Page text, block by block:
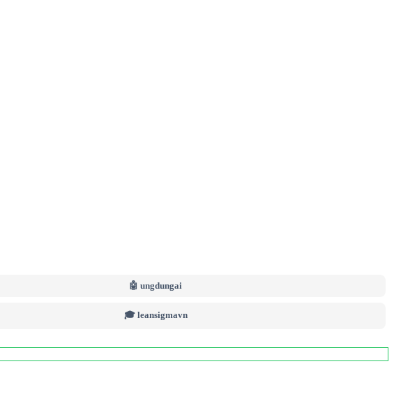
🤖 ungdungai
🎓 leansigmavn